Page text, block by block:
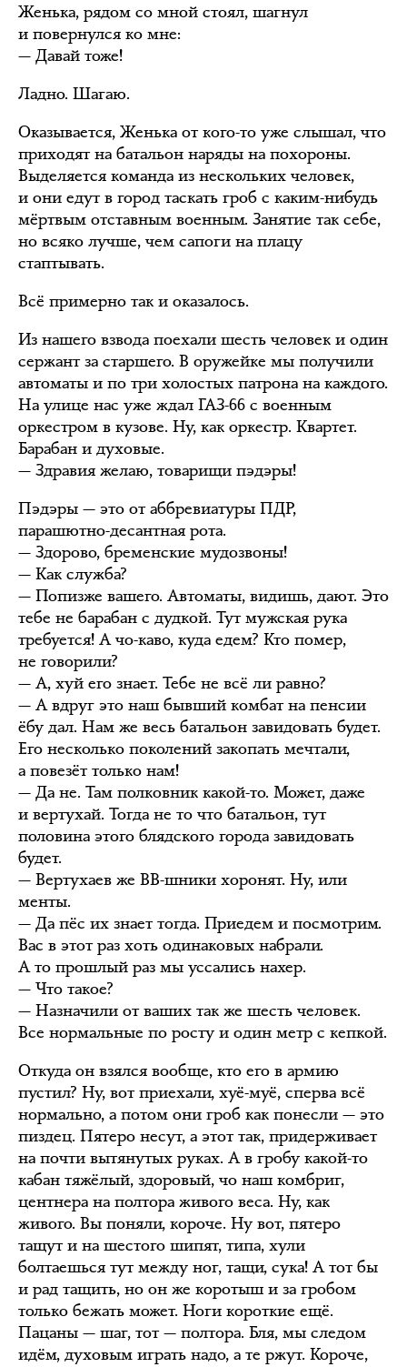
Женька, рядом со мной стоял, шагнул
и повернулся ко мне:
— Давай тоже!
Ладно. Шагаю.
Оказывается, Женька от кого-то уже слышал, что
приходят на батальон наряды на похороны.
Выделяется команда из нескольких человек,
и они едут в город таскать гроб с каким-нибудь
мёртвым отставным военным. Занятие так себе,
но всяко лучше, чем сапоги на плацу
стаптывать.
Всё примерно так и оказалось.
Из нашего взвода поехали шесть человек и один
сержант за старшего. В оружейке мы получили
автоматы и по три холостых патрона на каждого.
На улице нас уже ждал ГАЗ-66 с военным
оркестром в кузове. Ну, как оркестр. Квартет.
Барабан и духовые.
— Здравия желаю, товарищи пэдэры!
Пэдэры — это от аббревиатуры ПДР,
парашютно-десантная рота.
— Здорово, бременские мудозвоны!
— Как служба?
— Попизже вашего. Автоматы, видишь, дают. Это
тебе не барабан с дудкой. Тут мужская рука
требуется! А чо-каво, куда едем? Кто помер,
не говорили?
— А, хуй его знает. Тебе не всё ли равно?
— А вдруг это наш бывший комбат на пенсии
ёбу дал. Нам же весь батальон завидовать будет.
Его несколько поколений закопать мечтали,
а повезёт только нам!
— Да не. Там полковник какой-то. Может, даже
и вертухай. Тогда не то что батальон, тут
половина этого блядского города завидовать
будет.
— Вертухаев же ВВ-шники хоронят. Ну, или
менты.
— Да пёс их знает тогда. Приедем и посмотрим.
Вас в этот раз хоть одинаковых набрали.
А то прошлый раз мы уссались нахер.
— Что такое?
— Назначили от ваших так же шесть человек.
Все нормальные по росту и один метр с кепкой.
Откуда он взялся вообще, кто его в армию
пустил? Ну, вот приехали, хуё-муё, сперва всё
нормально, а потом они гроб как понесли — это
пиздец. Пятеро несут, а этот так, придерживает
на почти вытянутых руках. А в гробу какой-то
кабан тяжёлый, здоровый, чо наш комбриг,
центнера на полтора живого веса. Ну, как
живого. Вы поняли, короче. Ну вот, пятеро
тащут и на шестого шипят, типа, хули
болтаешься тут между ног, тащи, сука! А тот бы
и рад тащить, но он же коротыш и за гробом
только бежать может. Ноги короткие ещё.
Пацаны — шаг, тот — полтора. Бля, мы следом
идём, духовым играть надо, а те ржут. Короче,